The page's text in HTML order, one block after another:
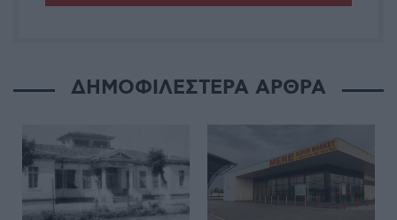
ΔΗΜΟΦΙΛΕΣΤΕΡΑ ΑΡΘΡΑ